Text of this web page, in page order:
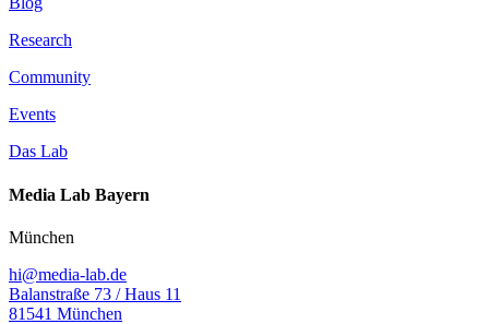
Research
Community
Events
Das Lab
Media Lab Bayern
München
hi@media-lab.de
Balanstraße 73 / Haus 11
81541 München